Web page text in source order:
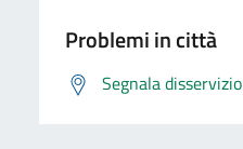
Problemi in città
Segnala disservizio